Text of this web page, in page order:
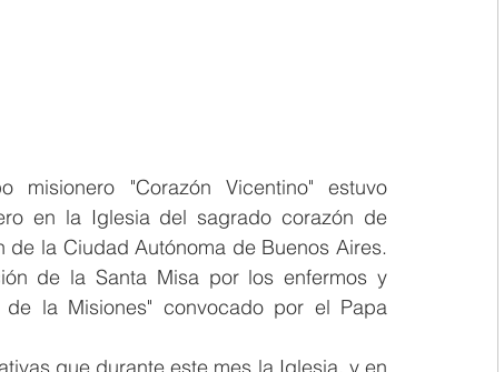
"Corazón Vicentino" estuvo
en la Iglesia del sagrado corazón de
la Ciudad Autónoma de Buenos Aires.
de la Santa Misa por los enfermos y
la Misiones" convocado por el Papa
que durante este mes la Iglesia, y en